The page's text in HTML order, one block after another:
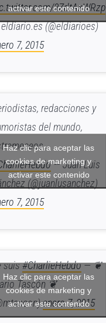
3ZdtAxWRzp
(@eldiarioes)
7, 2015
activar este contenido
redacciones y
del mundo,
— Juan Luis
(@juanlusanchez)
7, 2015
Haz clic para aceptar las
cookies de marketing y
activar este contenido
suis#CharlieHebdo— ❦
Tascón ❦
enero 7, 2015
Haz clic para aceptar las
cookies de marketing y
activar este contenido